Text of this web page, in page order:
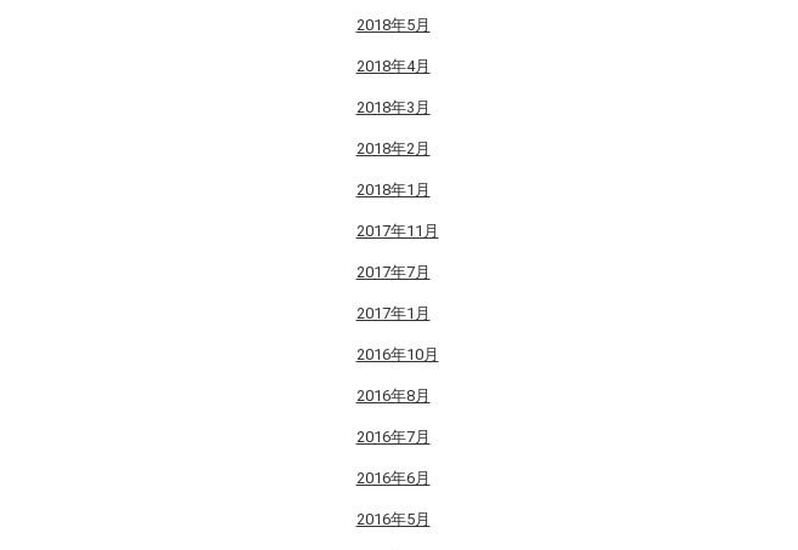
2018年5月
2018年4月
2018年3月
2018年2月
2018年1月
2017年11月
2017年7月
2017年1月
2016年10月
2016年8月
2016年7月
2016年6月
2016年5月